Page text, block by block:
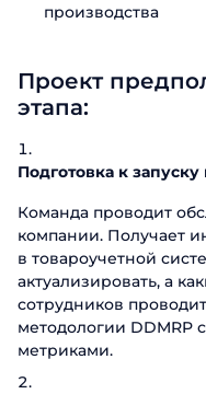
производства
Проект
этапа:
Подготовка к запуску
Команда проводит
компании. Получает
в товароучетной
актуализировать, а
сотрудников
методологии DDMRP
метриками.